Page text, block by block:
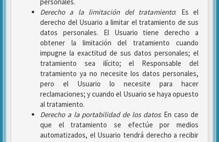
Derecho a la limitación del tratamiento: Es el
derecho del Usuario a limitar el tratamiento de sus
datos personales. El Usuario tiene derecho a
obtener la limitación del tratamiento cuando
impugne la exactitud de sus datos personales; el
tratamiento sea ilícito; el Responsable del
tratamiento ya no necesite los datos personales,
pero el Usuario lo necesite para hacer
reclamaciones; y cuando el Usuario se haya opuesto
al tratamiento.
Derecho a la portabilidad de los datos: En caso de
que el tratamiento se efectúe por medios
automatizados, el Usuario tendrá derecho a recibir